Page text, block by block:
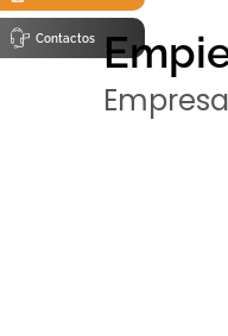
Contactos